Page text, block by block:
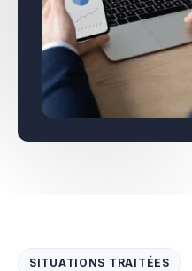
SITUATIONS TRAITÉES